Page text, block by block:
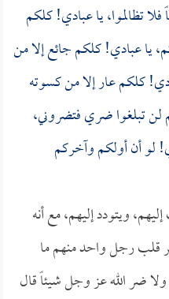
تظالموا، يا عبادي! كلكم
يا عبادي! كلكم جائع إلا من
كلكم عار إلا من كسوته
تبلغوا ضري فتضروني،
لو أن أولكم وآخركم
ويتودد إليهم، مع أنه
قلب رجل واحد منهم ما
ضر الله عز وجل شيئاً قال